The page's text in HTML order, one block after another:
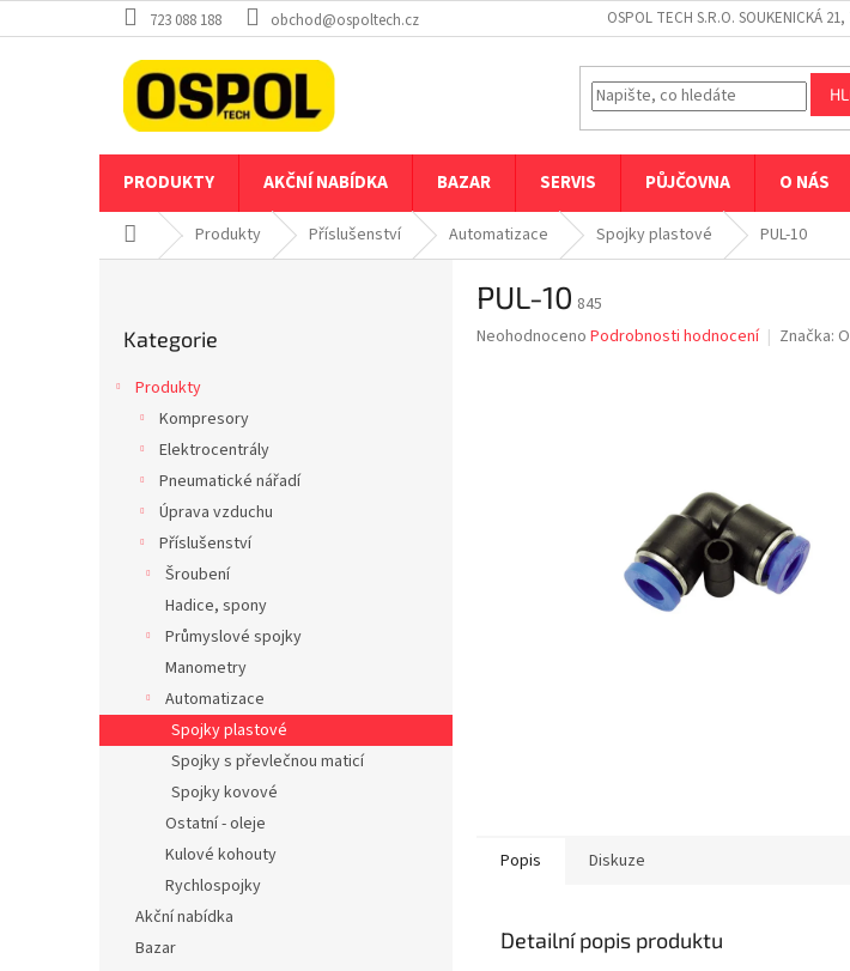
na
723 088 188 obchod@ospoltech.cz OSPOL TECH S.R.O. SOUKENICKÁ
PRODUKTY AKČNÍ NABÍDKA BAZAR SERVIS PŮJČOVNA O NÁS
Domů Produkty Příslušenství Automatizace Spojky plastové PUL-10
kategorie
Kategorie
Produkty
Kompresory
Elektrocentrály
Pneumatické nářadí
Úprava vzduchu
Příslušenství
Šroubení
Hadice, spony
Průmyslové spojky
Manometry
Automatizace
Spojky plastové
Spojky s převlečnou maticí
Spojky kovové
Ostatní - oleje
Kulové kohouty
Rychlospojky
Akční nabídka
Bazar
PUL-10 845
Průměrné
Neohodnoceno Podrobnosti hodnocení Značka:
Popis Diskuze
Detailní popis produktu